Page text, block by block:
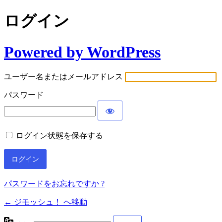
ログイン
Powered by WordPress
ユーザー名またはメールアドレス
パスワード
ログイン状態を保存する
パスワードをお忘れですか ?
← ジモッシュ！ へ移動